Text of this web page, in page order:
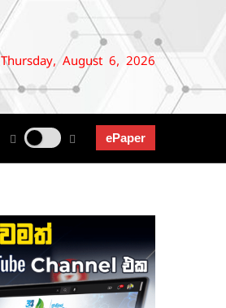
Thursday, August 6, 2026
ePaper